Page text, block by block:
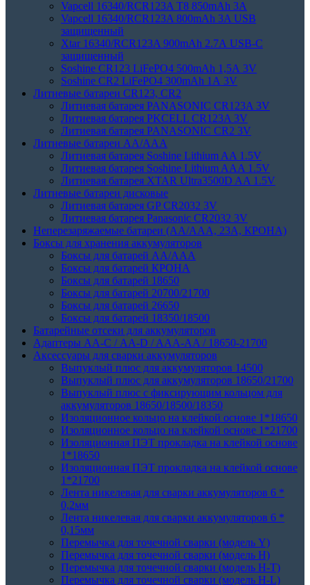
Vapcell 16340/RCR123A T8 850mAh 3A
Vapcell 16340/RCR123A 800mAh 3A USB
защищенный
Xtar 16340/RCR123A 900mAh 2.7А USB-C
защищенный
Soshine CR123 LiFePO4 500mAh 1,5А 3V
Soshine CR2 LiFePO4 300mAh 1А 3V
Литиевые батареи CR123, CR2
Литиевая батарея PANASONIC CR123A 3V
Литиевая батарея PKCELL CR123A 3V
Литиевая батарея PANASONIC CR2 3V
Литиевые батареи АА/ААА
Литиевая батарея Soshine Lithium AA 1.5V
Литиевая батарея Soshine Lithium AAA 1.5V
Литиевая батарея XTAR Ultra3500D AA 1.5V
Литиевые батареи дисковые
Литиевая батарея GP CR2032 3V
Литиевая батарея Panasonic CR2032 3V
Неперезаряжаемые батареи (АА/ААА, 23A, КРОНА)
Боксы для хранения аккумуляторов
Боксы для батарей АА/ААА
Боксы для батарей КРОНА
Боксы для батарей 18650
Боксы для батарей 20700/21700
Боксы для батарей 26650
Боксы для батарей 18350/18500
Батарейные отсеки для аккумуляторов
Адаптеры АА-С / АА-D / AAA-AA / 18650-21700
Аксессуары для сварки аккумуляторов
Выпуклый плюс для аккумуляторов 14500
Выпуклый плюс для аккумуляторов 18650/21700
Выпуклый плюс с фиксирующим кольцом для
аккумуляторов 18650/18500/18350
Изоляционное кольцо на клейкой основе 1*18650
Изоляционное кольцо на клейкой основе 1*21700
Изоляционная ПЭТ прокладка на клейкой основе
1*18650
Изоляционная ПЭТ прокладка на клейкой основе
1*21700
Лента никелевая для сварки аккумуляторов 6 *
0,2мм
Лента никелевая для сварки аккумуляторов 6 *
0,15мм
Перемычка для точечной сварки (модель Y)
Перемычка для точечной сварки (модель H)
Перемычка для точечной сварки (модель H-T)
Перемычка для точечной сварки (модель H-L)